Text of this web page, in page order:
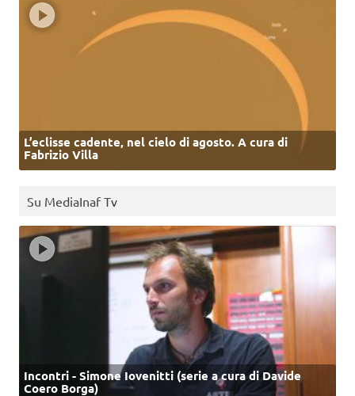
L’eclisse cadente, nel cielo di agosto. A cura di
Fabrizio Villa
Su MediaInaf Tv
Incontri - Simone Iovenitti (serie a cura di Davide
Coero Borga)